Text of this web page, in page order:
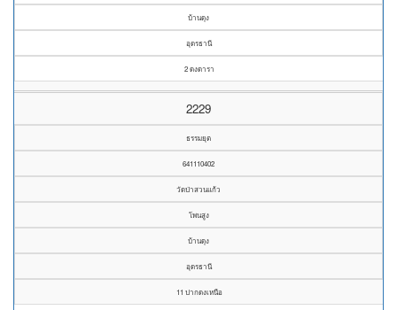
บ้านดุง
อุดรธานี
2 ดงดารา
2229
ธรรมยุต
641110402
วัดป่าสวนแก้ว
โพนสูง
บ้านดุง
อุดรธานี
11 ปากดงเหนือ